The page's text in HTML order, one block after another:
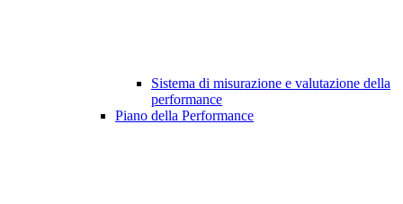
Sistema di misurazione e valutazione della
performance
Piano della Performance